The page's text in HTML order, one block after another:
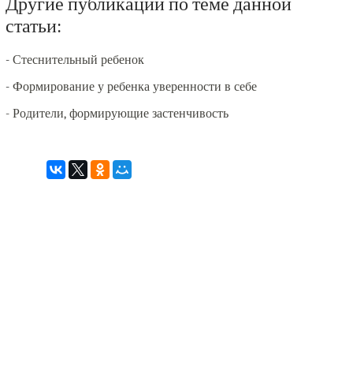
статьи:
- Стеснительный ребенок
- Формирование у ребенка уверенности в себе
- Родители, формирующие застенчивость